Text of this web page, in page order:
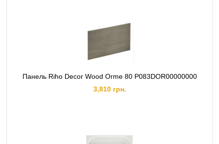
Панель Riho Decor Wood Orme 80 P083DOR00000000
3,810 грн.